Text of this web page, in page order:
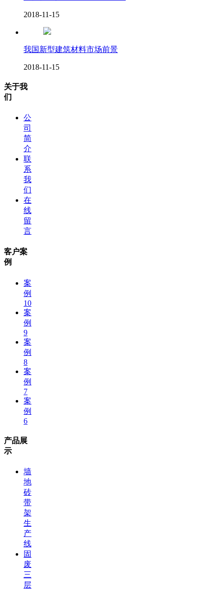
2018-11-15
我国新型建筑材料市场前景
2018-11-15
关于我
们
公
司
简
介
联
系
我
们
在
线
留
言
客户案
例
案
例
10
案
例
9
案
例
8
案
例
7
案
例
6
产品展
示
墙
地
砖
带
架
生
产
线
固
废
三
层